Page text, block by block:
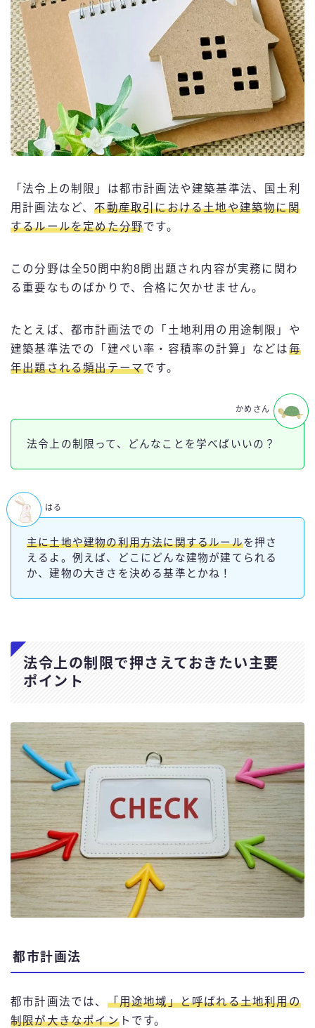
「法令上の制限」は都市計画法や建築基準法、国土利
用計画法など、不動産取引における土地や建築物に関
するルールを定めた分野です。
この分野は全50問中約8問出題され内容が実務に関わ
る重要なものばかりで、合格に欠かせません。
たとえば、都市計画法での「土地利用の用途制限」や
建築基準法での「建ぺい率・容積率の計算」などは毎
年出題される頻出テーマです。
法令上の制限って、どんなことを学べばいいの？
かめさん
主に土地や建物の利用方法に関するルールを押さ
えるよ。例えば、どこにどんな建物が建てられる
か、建物の大きさを決める基準とかね！
はる
法令上の制限で押さえておきたい主要
ポイント
都市計画法
都市計画法では、 「用途地域」と呼ばれる土地利用の
制限が大きなポイントです。